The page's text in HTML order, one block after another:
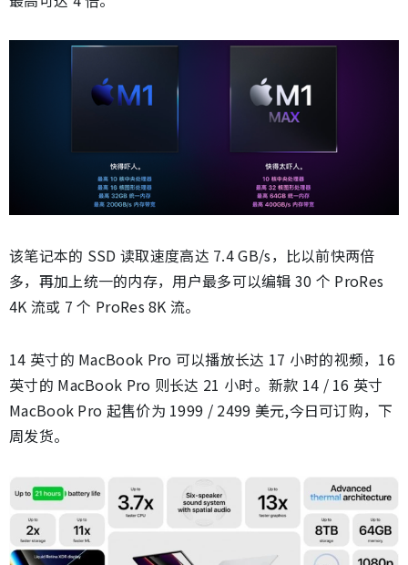
该笔记本的 SSD 读取速度高达 7.4 GB/s，比以前快两倍
多，再加上统一的内存，用户最多可以编辑 30 个 ProRes
4K 流或 7 个 ProRes 8K 流。
14 英寸的 MacBook Pro 可以播放长达 17 小时的视频，16
英寸的 MacBook Pro 则长达 21 小时。新款 14 / 16 英寸
MacBook Pro 起售价为 1999 / 2499 美元,今日可订购，下
周发货。